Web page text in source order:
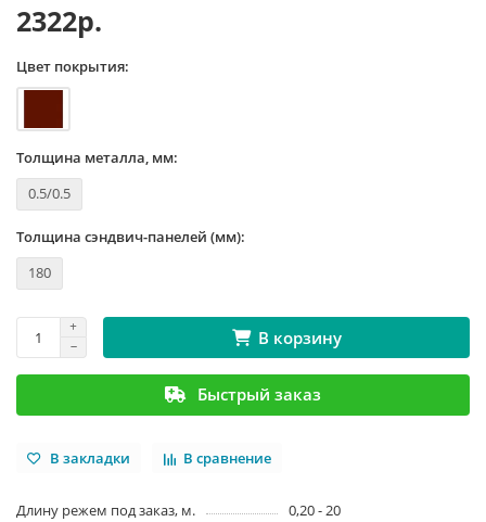
2322р.
Цвет покрытия:
Толщина металла, мм:
0.5/0.5
Толщина сэндвич-панелей (мм):
180
В корзину
Быстрый заказ
В закладки В сравнение
Длину режем под заказ, м.
0,20 - 20